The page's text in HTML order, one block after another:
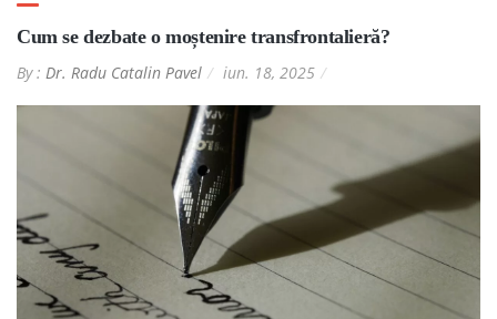
Cum se dezbate o moștenire transfrontalieră?
By : Dr. Radu Catalin Pavel iun. 18, 2025